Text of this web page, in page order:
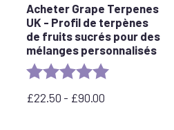
Acheter Grape Terpenes
UK - Profil de terpènes
de fruits sucrés pour des
mélanges personnalisés
Rating:
£22.50 - £90.00
Prix